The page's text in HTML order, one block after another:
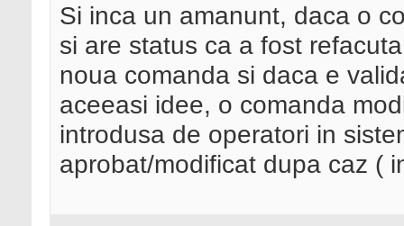
Si inca un amanunt, daca o
si are status ca a fost
noua comanda si daca e
aceeasi idee, o comanda
introdusa de operatori in
aprobat/modificat dupa caz (